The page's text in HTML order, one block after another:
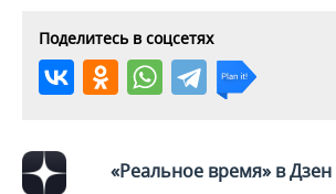
Поделитесь в соцсетях
«Реальное время» в Дзен